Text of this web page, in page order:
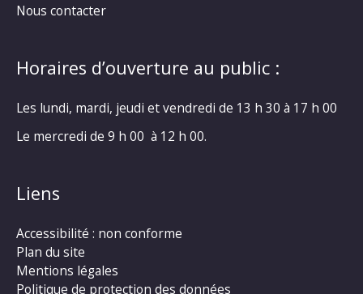
Nous contacter
Horaires d’ouverture au public :
Les lundi, mardi, jeudi et vendredi de 13 h 30 à 17 h 00
Le mercredi de 9 h 00 à 12 h 00.
Liens
Accessibilité : non conforme
Plan du site
Mentions légales
Politique de protection des données